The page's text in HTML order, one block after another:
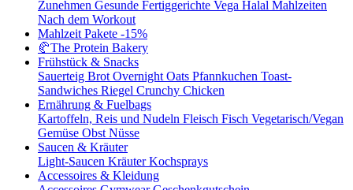
Zunehmen Gesunde Fertiggerichte Vega Halal Mahlzeiten
Nach dem Workout
Mahlzeit Pakete -15%
🥐The Protein Bakery
Frühstück & Snacks
Sauerteig Brot Overnight Oats Pfannkuchen Toast-
Sandwiches Riegel Crunchy Chicken
Ernährung & Fuelbags
Kartoffeln, Reis und Nudeln Fleisch Fisch Vegetarisch/Vegan
Gemüse Obst Nüsse
Saucen & Kräuter
Light-Saucen KräuterKochsprays
Accessoires & Kleidung